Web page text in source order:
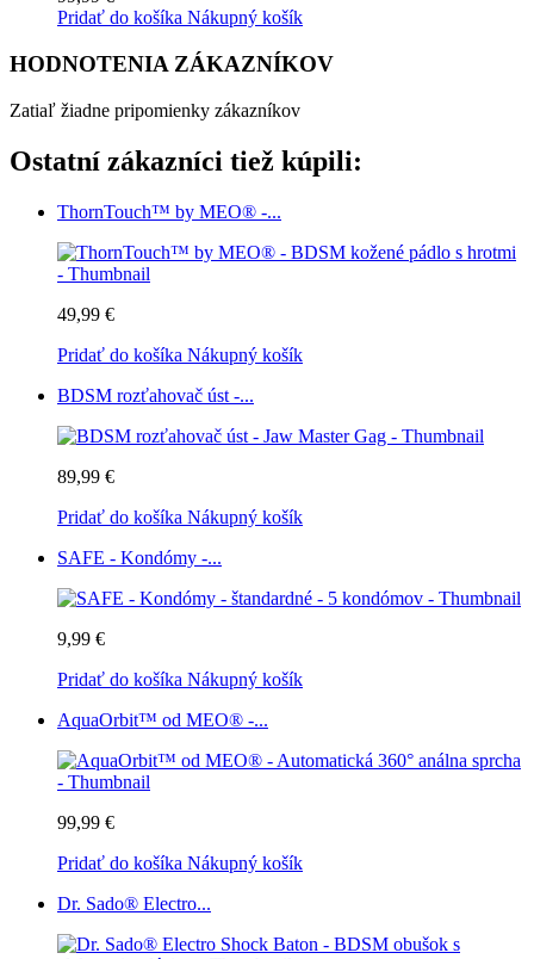
Pridať do košíka Nákupný košík
HODNOTENIA ZÁKAZNÍKOV
Zatiaľ žiadne pripomienky zákazníkov
Ostatní zákazníci tiež kúpili:
ThornTouch™ by MEO® -...
49,99 €
Pridať do košíka Nákupný košík
BDSM rozťahovač úst -...
89,99 €
Pridať do košíka Nákupný košík
SAFE - Kondómy -...
9,99 €
Pridať do košíka Nákupný košík
AquaOrbit™ od MEO® -...
99,99 €
Pridať do košíka Nákupný košík
Dr. Sado® Electro...